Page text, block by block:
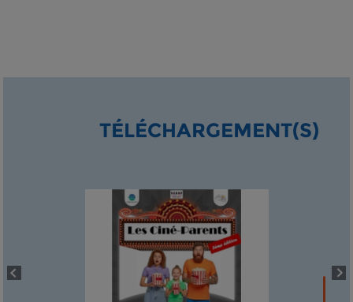
TÉLÉCHARGEMENT(S)